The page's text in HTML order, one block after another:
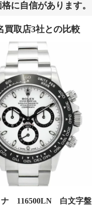
に自信があります。
買取店3社との比較
ナ 116500LN 白文字盤